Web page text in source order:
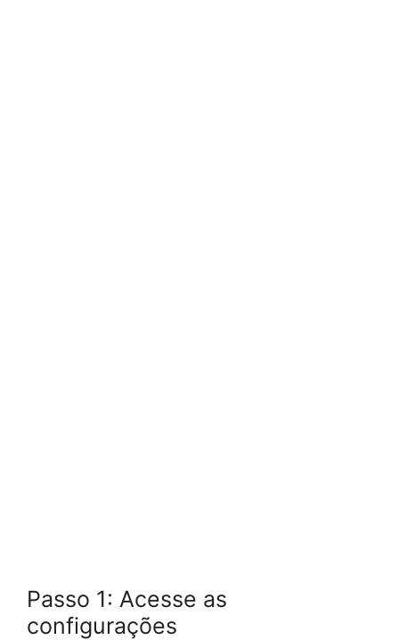
Passo 1: Acesse as
configurações